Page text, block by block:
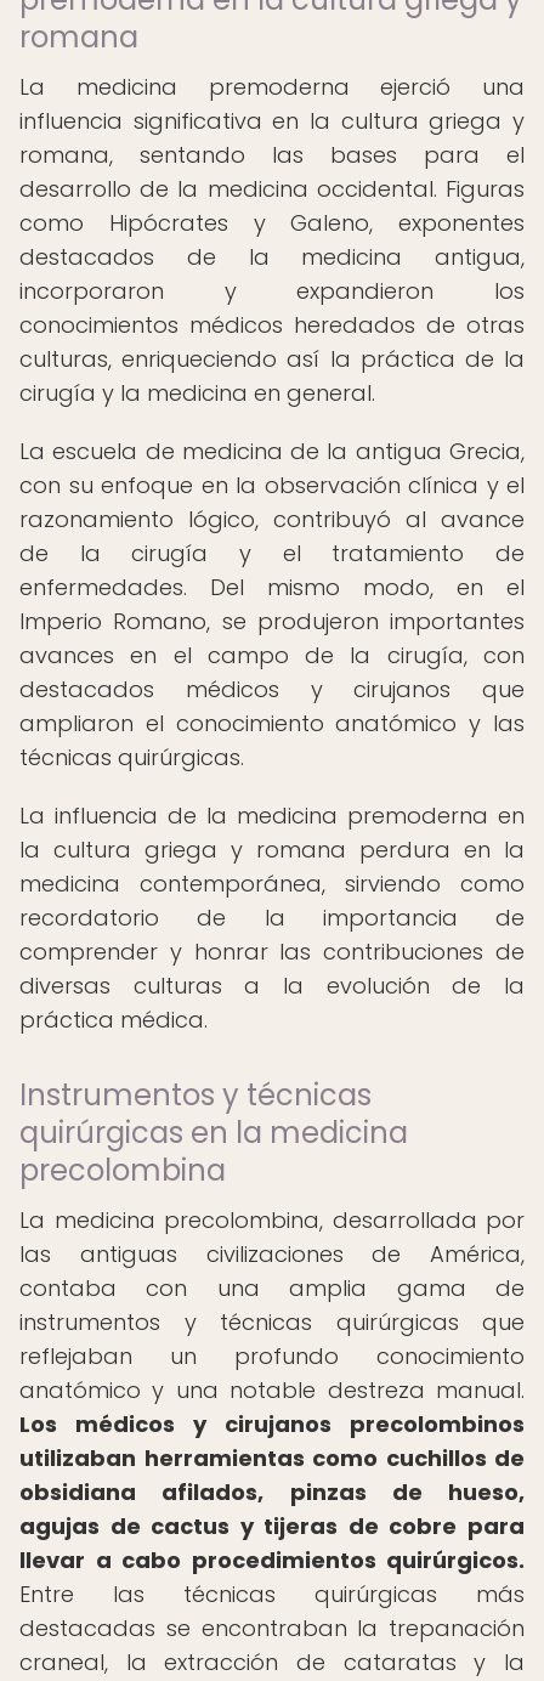
romana
La medicina premoderna ejerció una
influencia significativa en la cultura griega y
romana, sentando las bases para el
desarrollo de la medicina occidental. Figuras
como Hipócrates y Galeno, exponentes
destacados de la medicina antigua,
incorporaron y expandieron los
conocimientos médicos heredados de otras
culturas, enriqueciendo así la práctica de la
cirugía y la medicina en general.
La escuela de medicina de la antigua Grecia,
con su enfoque en la observación clínica y el
razonamiento lógico, contribuyó al avance
de la cirugía y el tratamiento de
enfermedades. Del mismo modo, en el
Imperio Romano, se produjeron importantes
avances en el campo de la cirugía, con
destacados médicos y cirujanos que
ampliaron el conocimiento anatómico y las
técnicas quirúrgicas.
La influencia de la medicina premoderna en
la cultura griega y romana perdura en la
medicina contemporánea, sirviendo como
recordatorio de la importancia de
comprender y honrar las contribuciones de
diversas culturas a la evolución de la
práctica médica.
Instrumentos y técnicas
quirúrgicas en la medicina
precolombina
La medicina precolombina, desarrollada por
las antiguas civilizaciones de América,
contaba con una amplia gama de
instrumentos y técnicas quirúrgicas que
reflejaban un profundo conocimiento
anatómico y una notable destreza manual.
Los médicos y cirujanos precolombinos
utilizaban herramientas como cuchillos de
obsidiana afilados, pinzas de hueso,
agujas de cactus y tijeras de cobre para
llevar a cabo procedimientos quirúrgicos.
Entre las técnicas quirúrgicas más
destacadas se encontraban la trepanación
craneal, la extracción de cataratas y la